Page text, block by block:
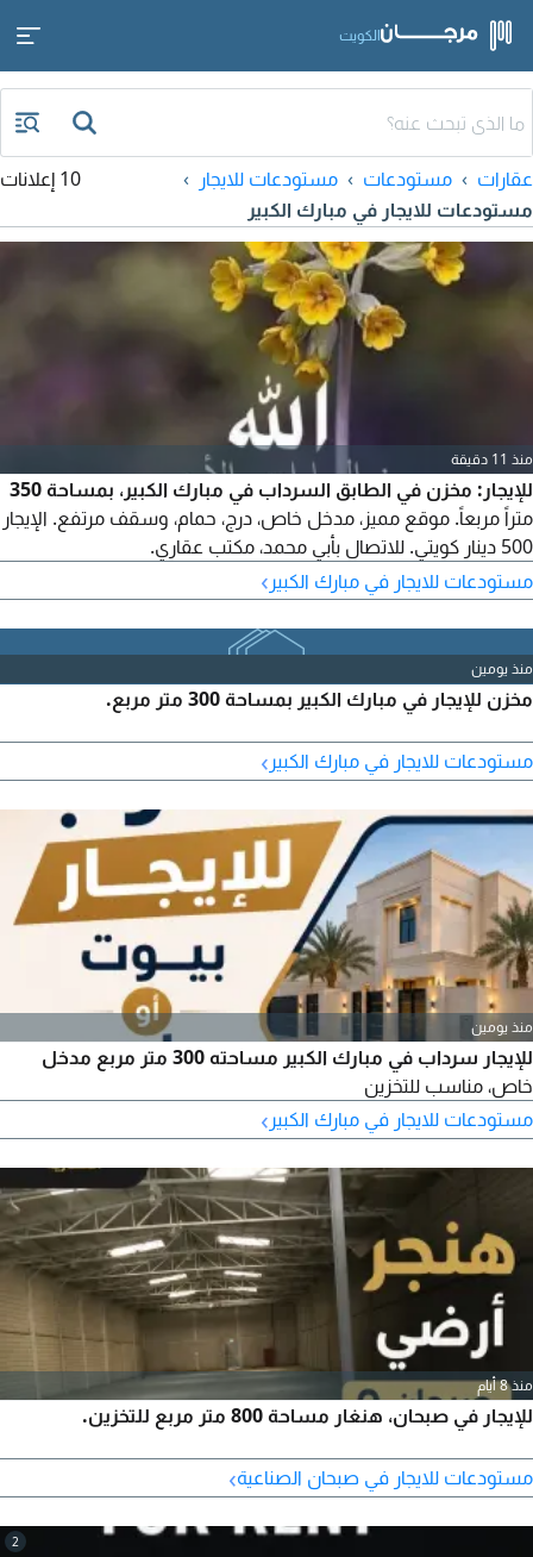
الكويت
عقارات مستودعات
مستودعات للايجار
مستودعات للايجار في مبارك الكبير
10 إعلانات
منذ 11 دقيقة
للإيجار: مخزن في الطابق السرداب في مبارك الكبير، بمساحة 350
متراً مربعاً. موقع مميز، مدخل خاص، درج، حمام، وسقف مرتفع. الإيجار
500 دينار كويتي. للاتصال بأبي محمد، مكتب عقاري.
مستودعات للايجار في مبارك الكبير ›
منذ يومين
مخزن للإيجار في مبارك الكبير بمساحة 300 متر مربع.
مستودعات للايجار في مبارك الكبير ›
منذ يومين
للإيجار سرداب في مبارك الكبير مساحته 300 متر مربع مدخل
خاص، مناسب للتخزين
مستودعات للايجار في مبارك الكبير ›
منذ 8 أيام
للإيجار في صبحان، هنغار مساحة 800 متر مربع للتخزين.
مستودعات للايجار في صبحان الصناعية›
2